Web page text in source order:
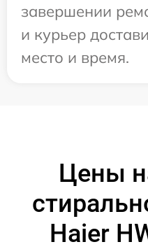
завершении
и курьер
место и время.
Цены
Haier